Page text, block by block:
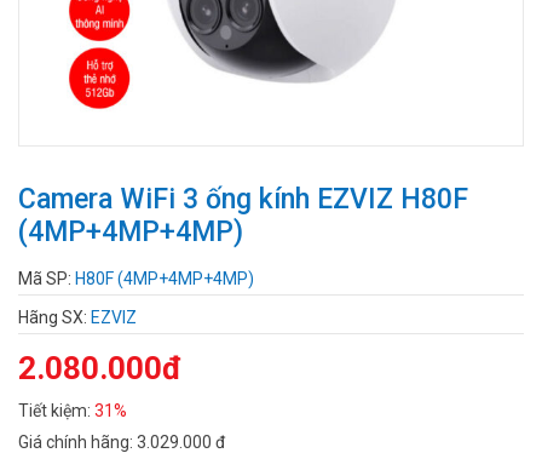
Camera WiFi 3 ống kính EZVIZ H80F
(4MP+4MP+4MP)
Mã SP: H80F (4MP+4MP+4MP)
Hãng SX: EZVIZ
2.080.000đ
Tiết kiệm: 31%
Giá chính hãng: 3.029.000 đ